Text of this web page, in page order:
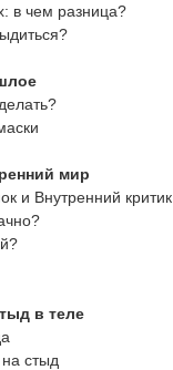
в чем разница?
мир
и Внутренний критик
в теле
стыд